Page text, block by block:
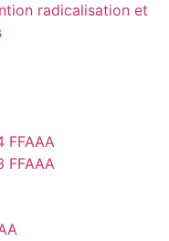
radicalisation et
FFAAA
FFAAA